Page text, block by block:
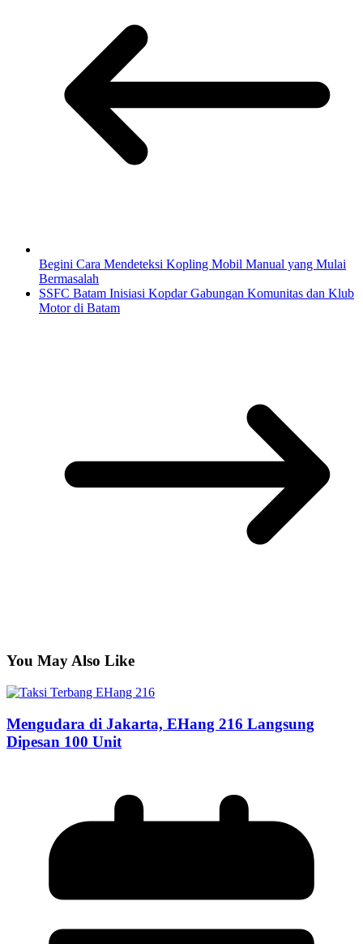
Begini Cara Mendeteksi Kopling Mobil Manual yang Mulai
Bermasalah
SSFC Batam Inisiasi Kopdar Gabungan Komunitas dan Klub
Motor di Batam
You May Also Like
Mengudara di Jakarta, EHang 216 Langsung
Dipesan 100 Unit